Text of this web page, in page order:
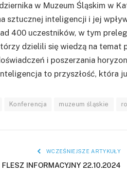
w Muzeum Śląskim w
sztucznej inteligencji i jej
400 uczestników, w tym
dzielili się wiedzą na temat
i poszerzania
to przyszłość, która
Konferencja muzeum śląskie
WCZEŚNIEJSZE ARTYKUŁY
INFORMACYJNY 22.10.2024